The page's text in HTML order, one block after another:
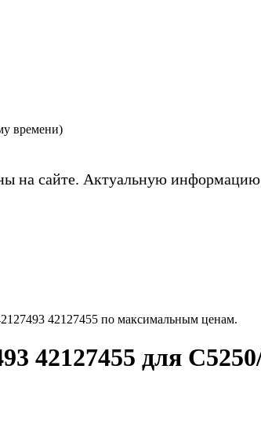
времени)
сайте. Актуальную информацию
42127455 по максимальным ценам.
42127455 для